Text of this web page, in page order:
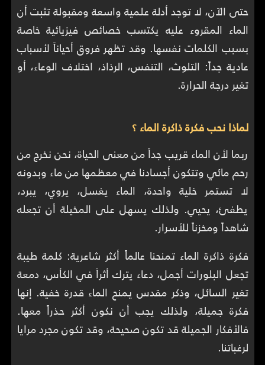
حتى الآن، لا توجد أدلة علمية واسعة ومقبولة تثبت أن
الماء المقروء عليه يكتسب خصائص فيزيائية خاصة
بسبب الكلمات نفسها. وقد تظهر فروق أحياناً لأسباب
عادية جداً: التلوث، التنفس، الرذاذ، اختلاف الوعاء، أو
تغير درجة الحرارة.
لماذا نحب فكرة ذاكرة الماء ؟
ربما لأن الماء قريب جداً من معنى الحياة، نحن نخرج من
رحم مائي وتتكون أجسادنا في معظمها من ماء وبدونه
لا تستمر خلية واحدة، الماء يغسل، يروي، يبرد،
يطفئ، يحيي. ولذلك يسهل على المخيلة أن تجعله
شاهداً ومخزناً للأسرار.
فكرة ذاكرة الماء تمنحنا عالماً أكثر شاعرية: كلمة طيبة
تجعل البلورات أجمل، دعاء يترك أثراً في الكأس، دمعة
تغير السائل، وذكر مقدس يمنح الماء قدرة خفية. إنها
فكرة جميلة، ولذلك يجب أن نكون أكثر حذراً معها.
فالأفكار الجميلة قد تكون صحيحة، وقد تكون مجرد مرايا
لرغباتنا.